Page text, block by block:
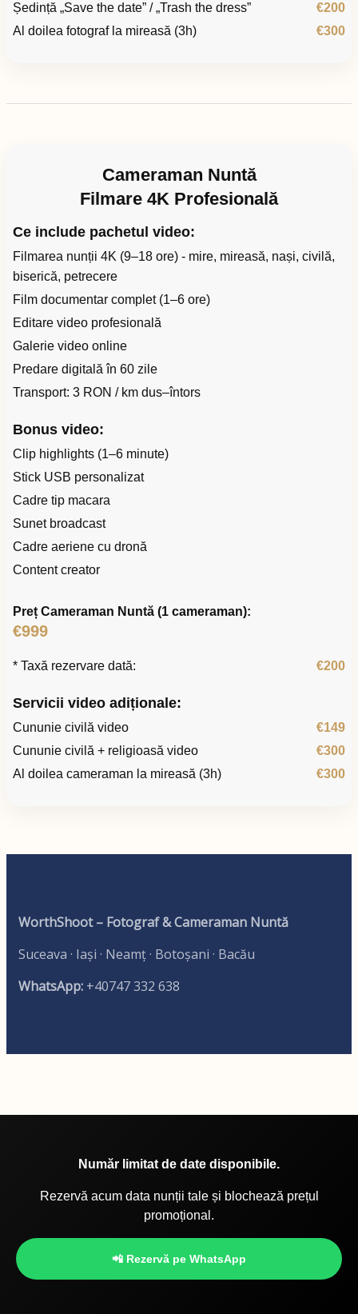
Ședință „Save the date” / „Trash the dress”
€200
Al doilea fotograf la mireasă (3h)
€300
Cameraman Nuntă
Filmare 4K Profesională
Ce include pachetul video:
Filmarea nunții 4K (9–18 ore) - mire, mireasă, nași, civilă,
biserică, petrecere
Film documentar complet (1–6 ore)
Editare video profesională
Galerie video online
Predare digitală în 60 zile
Transport: 3 RON / km dus–întors
Bonus video:
Clip highlights (1–6 minute)
Stick USB personalizat
Cadre tip macara
Sunet broadcast
Cadre aeriene cu dronă
Content creator
Preț Cameraman Nuntă (1 cameraman):
€999
* Taxă rezervare dată: €200
Servicii video adiționale:
Cununie civilă video
€149
Cununie civilă + religioasă video
€300
Al doilea cameraman la mireasă (3h)
€300
WorthShoot – Fotograf & Cameraman Nuntă
Suceava · Iași · Neamț · Botoșani · Bacău
WhatsApp: +40747 332 638
Număr limitat de date disponibile.
Rezervă acum data nunții tale și blochează prețul
promoțional.
📲 Rezervă pe WhatsApp